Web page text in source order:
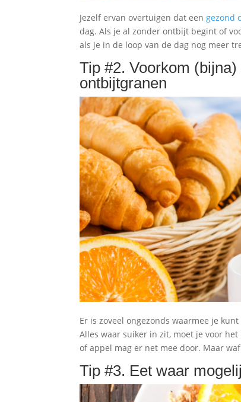
Jezelf ervan overtuigen dat een gezond
dag. Als je al zonder ontbijt begint of
als je in de loop van de dag nog meer
Tip #2. Voorkom
ontbijtgranen
Er is zoveel ongezonds waarmee je
Alles waar suiker in zit, moet je voor
of appel mag er net mee door. Maar
Tip #3. Eet waar